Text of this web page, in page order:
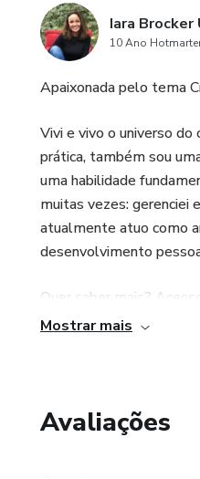
Viva a Vida
Diferencial:
Criatividade para
Criatividade e Emoções
Mente Criativa = Mente
Arte = trabalhando com
de criar e me reinventar.
Iara Brocker
10 Ano
Apaixonada pelo tema
Vivi e vivo o universo
prática, também sou
uma habilidade
muitas vezes: gerenciei
atualmente atuo como
desenvolvimento
Quer saber mais?
Mostrar mais
Avaliações